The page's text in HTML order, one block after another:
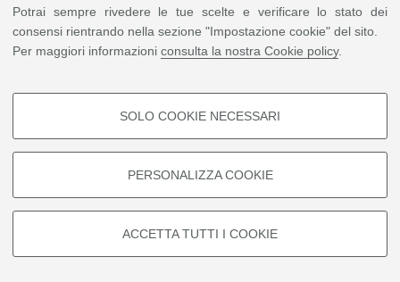
Potrai sempre rivedere le tue scelte e verificare lo stato dei
consensi rientrando nella sezione "Impostazione cookie" del sito.
Per maggiori informazioni consulta la nostra Cookie policy.
COOKIE DI PROFILAZIONE -
FACOLTATIVI
SOLO COOKIE NECESSARI
PERSONALIZZA COOKIE
ACCETTA TUTTI I COOKIE